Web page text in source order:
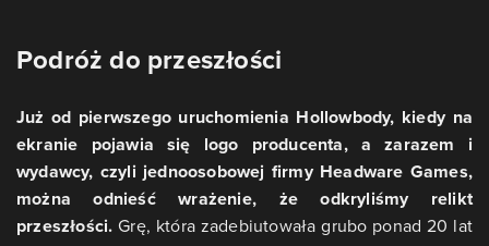
Podróż do przeszłości
Już od pierwszego uruchomienia Hollowbody, kiedy na
ekranie pojawia się logo producenta, a zarazem i
wydawcy, czyli jednoosobowej firmy Headware Games,
można odnieść wrażenie, że odkryliśmy relikt
przeszłości.Grę, która zadebiutowała grubo ponad 20 lat